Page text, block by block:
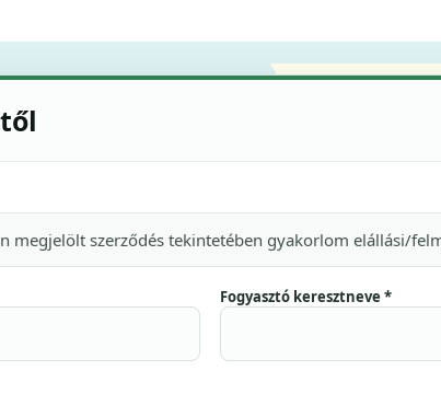
megjelölt szerződés tekintetében gyakorlom elállási/
Fogyasztó keresztneve *